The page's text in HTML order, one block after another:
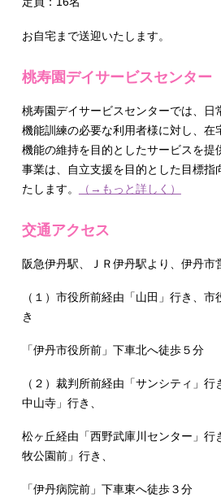
お自宅まで送迎いたします。
桃寿園デイサービスセンター
桃寿園デイサービスセンターでは、日
機能訓練の必要な利用者様に対し、在
機能の維持を目的としたサービスを提
事業は、自立支援を目的とした目標指
たします。
（→もっと詳しく）
交通アクセス
阪急伊丹駅、ＪＲ伊丹駅より、伊丹市
（１）市役所前経由「山田」行き、
き
「伊丹市役所前」下車北へ徒歩５分
（２）裁判所前経由「サンシティ」
中山寺」行き、
松ヶ丘経由「西野武庫川センター」行
牧公園前」行き、
「伊丹病院前」下車東へ徒歩３分